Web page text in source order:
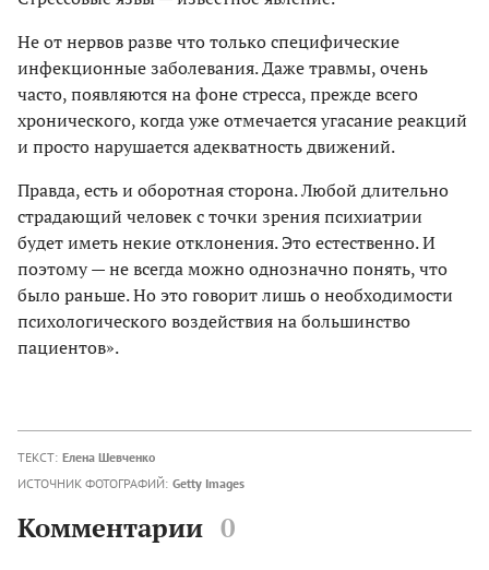
Не от нервов разве что только специфические
инфекционные заболевания. Даже травмы, очень
часто, появляются на фоне стресса, прежде всего
хронического, когда уже отмечается угасание реакций
и просто нарушается адекватность движений.
Правда, есть и оборотная сторона. Любой длительно
страдающий человек с точки зрения психиатрии
будет иметь некие отклонения. Это естественно. И
поэтому — не всегда можно однозначно понять, что
было раньше. Но это говорит лишь о необходимости
психологического воздействия на большинство
пациентов».
ТЕКСТ: Елена Шевченко
ИСТОЧНИК ФОТОГРАФИЙ: Getty Images
Комментарии 0